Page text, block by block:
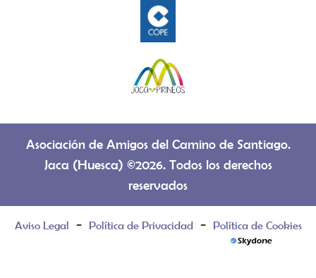
Asociación de Amigos del Camino de Santiago.
Jaca (Huesca) ©2026. Todos los derechos
reservados
Aviso Legal - Política de Privacidad - Política de Cookies